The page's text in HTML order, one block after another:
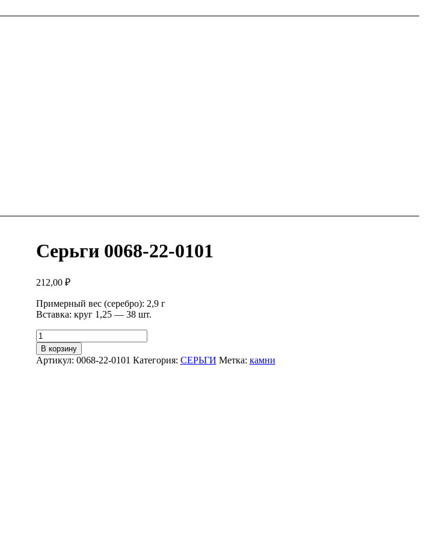
Серьги 0068-22-0101
212,00 ₽
Примерный вес (серебро): 2,9 г
Вставка: круг 1,25 — 38 шт.
Количество
Серьги
0068-
22-
В корзину
Артикул: 0068-22-0101 Категория: СЕРЬГИ Метка: камни